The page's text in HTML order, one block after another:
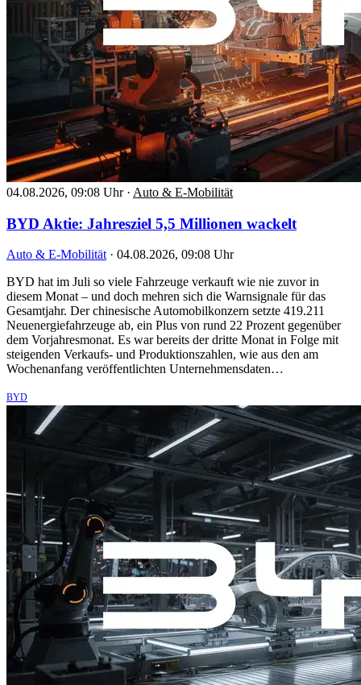
04.08.2026, 09:08 Uhr · Auto & E-Mobilität
BYD Aktie: Jahresziel 5,5 Millionen wackelt
Auto & E-Mobilität · 04.08.2026, 09:08 Uhr
BYD hat im Juli so viele Fahrzeuge verkauft wie nie zuvor in
diesem Monat – und doch mehren sich die Warnsignale für das
Gesamtjahr. Der chinesische Automobilkonzern setzte 419.211
Neuenergiefahrzeuge ab, ein Plus von rund 22 Prozent gegenüber
dem Vorjahresmonat. Es war bereits der dritte Monat in Folge mit
steigenden Verkaufs- und Produktionszahlen, wie aus den am
Wochenanfang veröffentlichten Unternehmensdaten…
BYD